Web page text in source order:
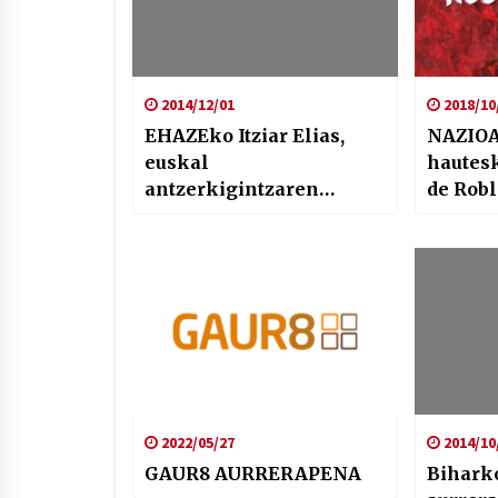
2014/12/01
EHAZEko Itziar Elias,
euskal
antzerkigintzaren
2018/
de
2022/05/27
GAUR8 AURRERAPENA
2014/